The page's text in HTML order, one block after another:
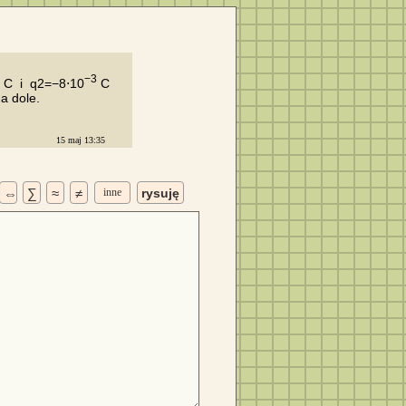
C  i  q2=−8⋅10−3 C
dole.
15 maj 13:35
⇔ ∑ ≈ ≠ inne rysuję